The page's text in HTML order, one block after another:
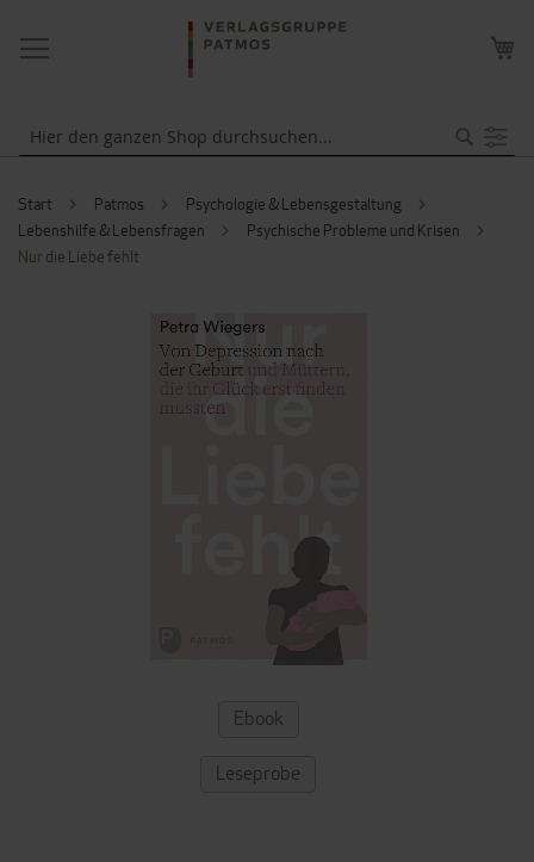
NAVIGATION
UMSCHALTEN
Start Patmos
Psychologie & Lebensgestaltung
Lebenshilfe & Lebensfragen
Psychische Probleme und Krisen
Nur die Liebe fehlt
ENDE
DER
BILDERGALERIE
SPRINGEN
ZUM
ANFANG
BILDERGALERIE
SPRINGEN
Ebook
Leseprobe